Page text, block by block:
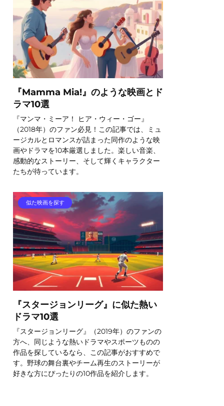
『Mamma Mia!』のような映画とド
ラマ10選
『マンマ・ミーア！ ヒア・ウィー・ゴー』
（2018年）のファン必見！この記事では、ミュ
ージカルとロマンスが詰まった同作のような映
画やドラマを10本厳選しました。楽しい音楽、
感動的なストーリー、そして輝くキャラクター
たちが待っています。
似た映画を探す
『スタージョンリーグ』に似た熱い
ドラマ10選
『スタージョンリーグ』（2019年）のファンの
方へ、同じような熱いドラマやスポーツものの
作品を探しているなら、この記事がおすすめで
す。野球の舞台裏やチーム再生のストーリーが
好きな方にぴったりの10作品を紹介します。